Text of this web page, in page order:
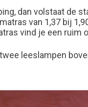
dan volstaat de
van 1,37 bij
vind je een ruim
leeslampen